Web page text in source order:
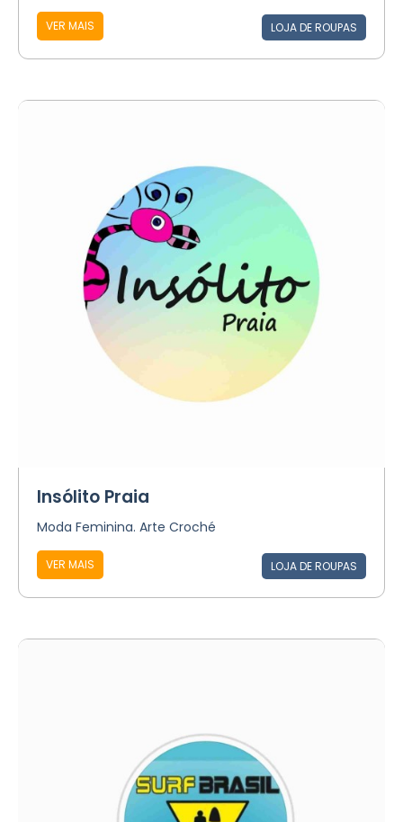
VER MAIS LOJA DE ROUPAS
Insólito Praia
Moda Feminina. Arte Croché
VER MAIS LOJA DE ROUPAS